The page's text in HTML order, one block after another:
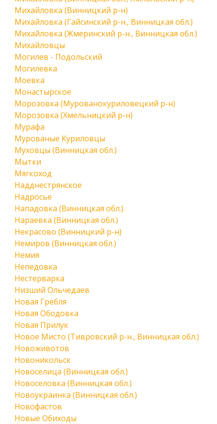
Михайловка (Винницкий р-н)
Михайловка (Гайсинский р-н., Винницкая обл.)
Михайловка (Жмеринский р-н., Винницкая обл.)
Михайловцы
Могилев - Подольский
Могилевка
Моевка
Монастырское
Морозовка (Мурованокуриловецкий р-н)
Морозовка (Хмельницкий р-н)
Мурафа
Мурованые Куриловцы
Муховцы (Винницкая обл.)
Мытки
Мягкоход
Надднестрянское
Надросье
Нападовка (Винницкая обл.)
Нараевка (Винницкая обл.)
Некрасово (Винницкий р-н)
Немиров (Винницкая обл.)
Немия
Непедовка
Нестерварка
Низший Ольчедаев
Новая Гребля
Новая Ободовка
Новая Прилук
Новое Мисто (Тивровский р-н., Винницкая обл.)
Новоживотов
Новоникольск
Новоселица (Винницкая обл.)
Новоселовка (Винницкая обл.)
Новоукраинка (Винницкая обл.)
Новофастов
Новые Обиходы